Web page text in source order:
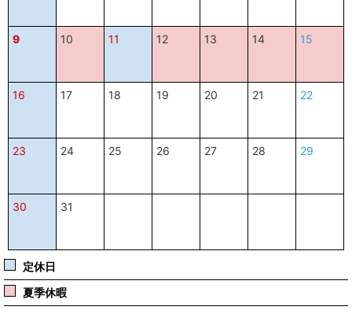
9 10 11 12 13 14 15
16 17 18 19 20 21 22
23 24 25 26 27 28 29
30 31
定休日
夏季休暇